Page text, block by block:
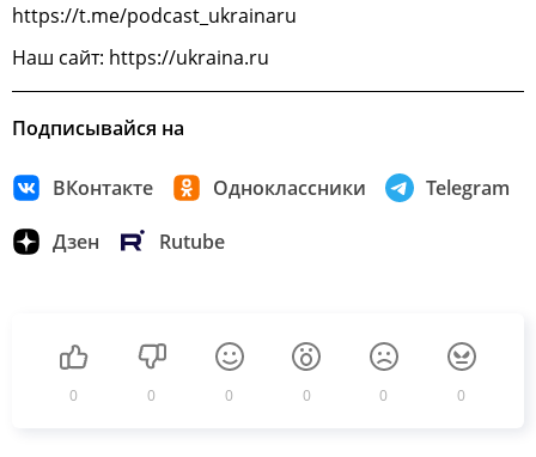
https://t.me/podcast_ukrainaru
Наш сайт: https://ukraina.ru
Подписывайся на
ВКонтакте Одноклассники Telegram
Дзен Rutube
0 0 0 0 0 0